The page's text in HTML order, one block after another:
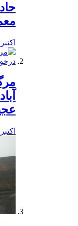
اکتبر 22, 2019
اکتبر 21, 2019